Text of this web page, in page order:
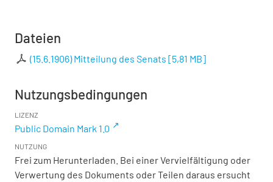
Dateien
(15.6.1906) Mitteilung des Senats [5,81 MB]
Nutzungsbedingungen
LIZENZ
Public Domain Mark 1.0
NUTZUNG
Frei zum Herunterladen. Bei einer Vervielfältigung oder
Verwertung des Dokuments oder Teilen daraus ersucht